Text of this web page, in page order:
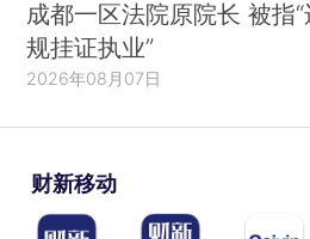
成都一区法院原院长 被指“
规挂证执业”
2026年08月07日
财新移动